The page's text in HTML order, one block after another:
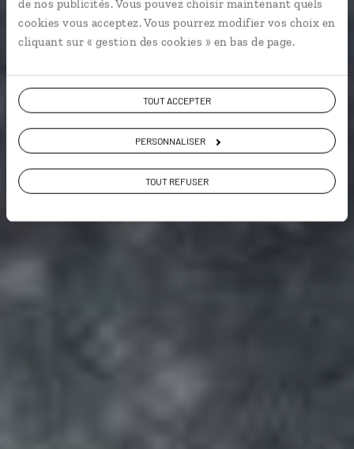
de nos publicités. Vous pouvez choisir maintenant quels
cookies vous acceptez. Vous pourrez modifier vos choix en
cliquant sur « gestion des cookies » en bas de page.
TOUT ACCEPTER
PERSONNALISER
TOUT REFUSER
mont Rainier...
Voir les 546 avis sur les voyages au Canada
VOIR LA GALERIE PHOTOS